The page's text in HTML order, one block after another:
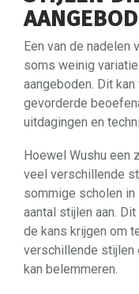
Een van de nadelen
soms weinig
aangeboden. Dit
gevorderde
uitdagingen en
Hoewel Wushu een
veel verschillende
sommige scholen
aantal stijlen aan.
de kans krijgen om
verschillende stijlen
kan belemmeren.